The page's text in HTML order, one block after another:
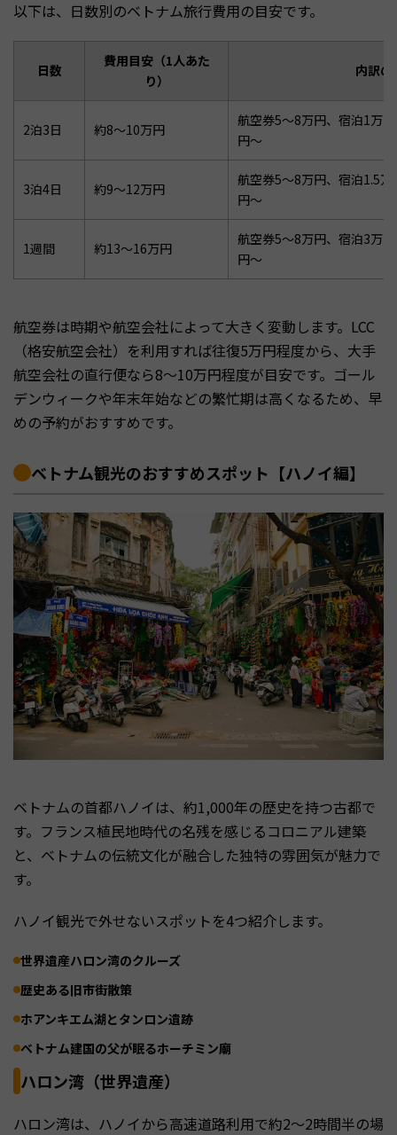
以下は、日数別のベトナム旅行費用の目安です。
日数
費用目安（1人あた
り）
内訳の
2泊3日 約8〜10万円
航空券5〜8万円、宿泊1万
円〜
3泊4日 約9〜12万円
航空券5〜8万円、宿泊1.5
円〜
1週間 約13〜16万円
航空券5〜8万円、宿泊3万
円〜
航空券は時期や航空会社によって大きく変動します。LCC
（格安航空会社）を利用すれば往復5万円程度から、大手
航空会社の直行便なら8〜10万円程度が目安です。ゴール
デンウィークや年末年始などの繁忙期は高くなるため、早
めの予約がおすすめです。
ベトナム観光のおすすめスポット【ハノイ編】
ベトナムの首都ハノイは、約1,000年の歴史を持つ古都で
す。フランス植民地時代の名残を感じるコロニアル建築
と、ベトナムの伝統文化が融合した独特の雰囲気が魅力で
す。
ハノイ観光で外せないスポットを4つ紹介します。
世界遺産ハロン湾のクルーズ
歴史ある旧市街散策
ホアンキエム湖とタンロン遺跡
ベトナム建国の父が眠るホーチミン廟
ハロン湾（世界遺産）
ハロン湾は、ハノイから高速道路利用で約2〜2時間半の場